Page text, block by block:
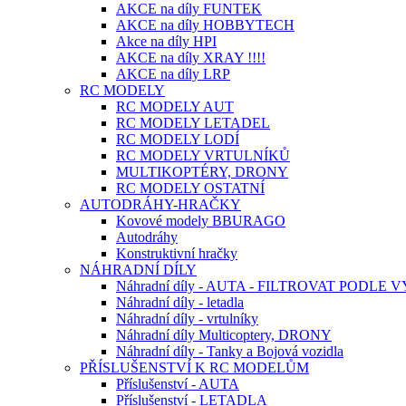
AKCE na díly FUNTEK
AKCE na díly HOBBYTECH
Akce na díly HPI
AKCE na díly XRAY !!!!
AKCE na díly LRP
RC MODELY
RC MODELY AUT
RC MODELY LETADEL
RC MODELY LODÍ
RC MODELY VRTULNÍKŮ
MULTIKOPTÉRY, DRONY
RC MODELY OSTATNÍ
AUTODRÁHY-HRAČKY
Kovové modely BBURAGO
Autodráhy
Konstruktivní hračky
NÁHRADNÍ DÍLY
Náhradní díly - AUTA - FILTROVAT PODLE
Náhradní díly - letadla
Náhradní díly - vrtulníky
Náhradní díly Multicoptery, DRONY
Náhradní díly - Tanky a Bojová vozidla
PŘÍSLUŠENSTVÍ K RC MODELŮM
Příslušenství - AUTA
Příslušenství - LETADLA